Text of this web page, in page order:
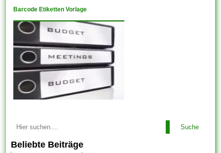
Barcode Etiketten Vorlage
Suche
Beliebte Beiträge